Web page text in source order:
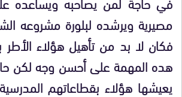
مصيرية ويرشده لبلورة مشروعه
فكان لا بد من تأهيل هؤلاء الأطر
هده المهمة على أحسن وجه لكن
يعيشها هؤلاء بقطاعاتهم